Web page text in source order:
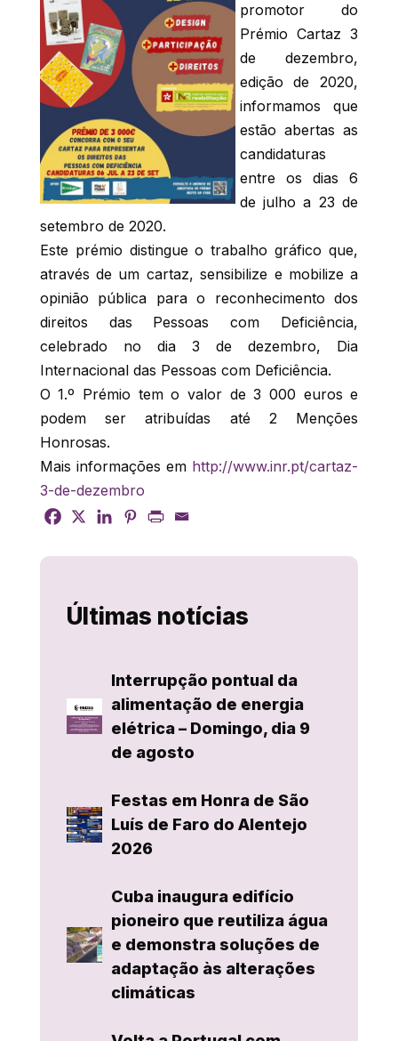
promotor do
Prémio Cartaz 3
de dezembro,
edição de 2020,
informamos que
estão abertas as
candidaturas
entre os dias 6
de julho a 23 de
setembro de 2020.
Este prémio distingue o trabalho gráfico que,
através de um cartaz, sensibilize e mobilize a
opinião pública para o reconhecimento dos
direitos das Pessoas com Deficiência,
celebrado no dia 3 de dezembro, Dia
Internacional das Pessoas com Deficiência.
O 1.º Prémio tem o valor de 3 000 euros e
podem ser atribuídas até 2 Menções
Honrosas.
Mais informações em http://www.inr.pt/cartaz-
3-de-dezembro
Últimas notícias
Interrupção pontual da
alimentação de energia
elétrica – Domingo, dia 9
de agosto
Festas em Honra de São
Luís de Faro do Alentejo
2026
Cuba inaugura edifício
pioneiro que reutiliza água
e demonstra soluções de
adaptação às alterações
climáticas